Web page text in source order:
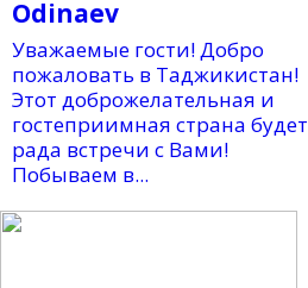
Odinaev
Уважаемые гости! Добро
пожаловать в Таджикистан!
Этот доброжелательная и
гостеприимная страна будет
рада встречи с Вами!
Побываем в...